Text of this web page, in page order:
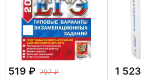
519
797
1 523